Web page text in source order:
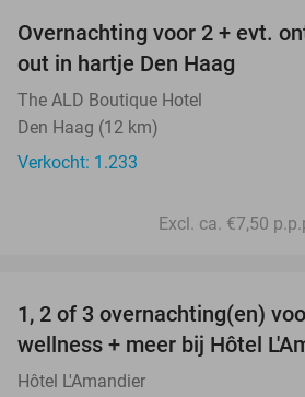
Overnachting voor 2 + evt.
out in hartje Den Haag
The ALD Boutique Hotel
Den Haag (12 km)
Verkocht: 1.233
Excl. ca. €7,50
TODAY
1, 2 of 3 overnachting(en)
wellness + meer bij Hôtel
Hôtel L'Amandier